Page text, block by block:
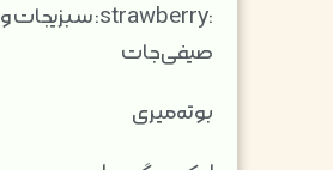
:strawberry:
سبزیجات و
صیفی‌جات
بوته‌میری